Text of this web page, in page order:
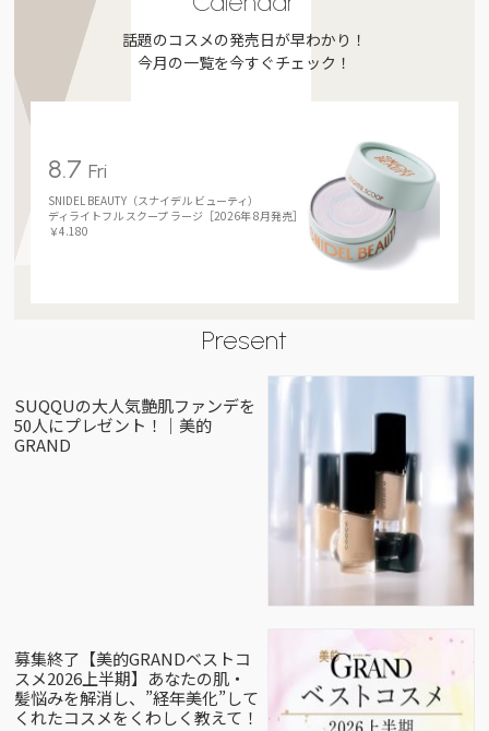
話題のコスメの発売日が早わかり！
今月の一覧を今すぐチェック！
8.7Fri
SNIDEL BEAUTY（スナイデル ビューティ）
ディライトフル スクープ ラージ［2026年 8月発売］
￥4.180
Present
SUQQUの大人気艶肌ファンデを
50人にプレゼント！｜美的
GRAND
募集終了【美的GRANDベストコ
スメ2026上半期】あなたの肌・
髪悩みを解消し、”経年美化”して
くれたコスメをくわしく教えて！